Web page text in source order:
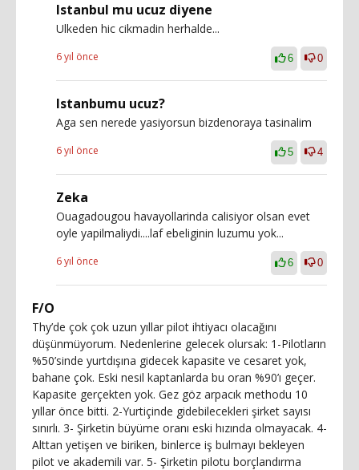
Istanbul mu ucuz diyene
Ulkeden hic cikmadin herhalde...
6 yıl önce 6 0
Istanbumu ucuz?
Aga sen nerede yasiyorsun bizdenoraya tasinalim
6 yıl önce 5 4
Zeka
Ouagadougou havayollarinda calisiyor olsan evet
oyle yapilmaliydi....laf ebeliginin luzumu yok...
6 yıl önce 6 0
F/O
Thy’de çok çok uzun yıllar pilot ihtiyacı olacağını
düşünmüyorum. Nedenlerine gelecek olursak: 1-Pilotların
%50’sinde yurtdışına gidecek kapasite ve cesaret yok,
bahane çok. Eski nesil kaptanlarda bu oran %90’ı geçer.
Kapasite gerçekten yok. Gez göz arpacık methodu 10
yıllar önce bitti. 2-Yurtiçinde gidebilecekleri şirket sayısı
sınırlı. 3- Şirketin büyüme oranı eski hızında olmayacak. 4-
Alttan yetişen ve biriken, binlerce iş bulmayı bekleyen
pilot ve akademili var. 5- Şirketin pilotu borçlandırma